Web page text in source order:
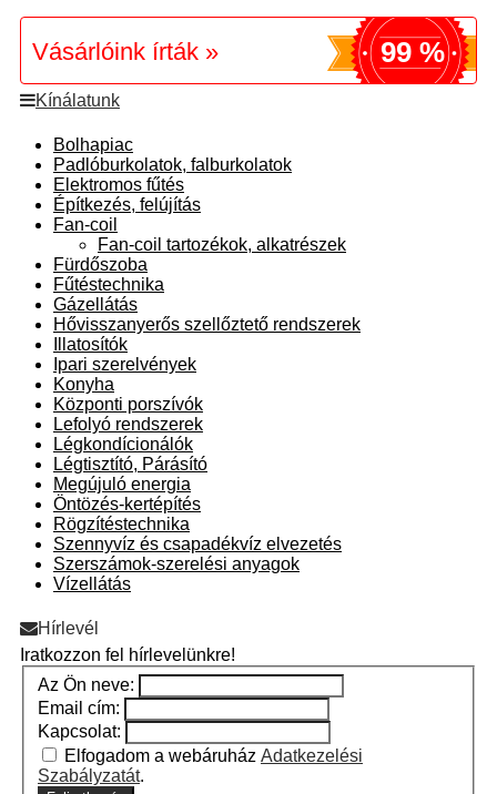
Vásárlóink írták » 99 %
Kínálatunk
Bolhapiac
Padlóburkolatok, falburkolatok
Elektromos fűtés
Építkezés, felújítás
Fan-coil
Fan-coil tartozékok, alkatrészek
Fürdőszoba
Fűtéstechnika
Gázellátás
Hővisszanyerős szellőztető rendszerek
Illatosítók
Ipari szerelvények
Konyha
Központi porszívók
Lefolyó rendszerek
Légkondícionálók
Légtisztító, Párásító
Megújuló energia
Öntözés-kertépítés
Rögzítéstechnika
Szennyvíz és csapadékvíz elvezetés
Szerszámok-szerelési anyagok
Vízellátás
Hírlevél
Iratkozzon fel hírlevelünkre!
Az Ön neve:
Email cím:
Kapcsolat:
Elfogadom a webáruház Adatkezelési
Szabályzatát.